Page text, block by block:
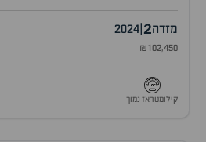
מזדה2
2024
₪102,450
קילומטראז נמוך